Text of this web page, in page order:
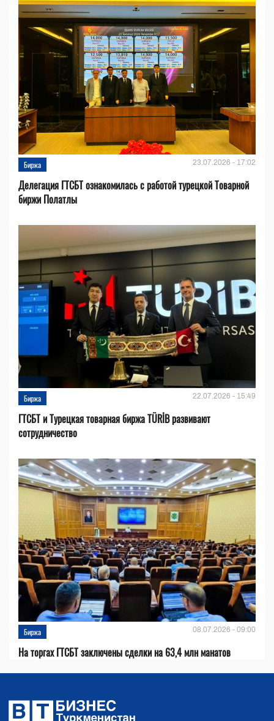
Биржа 23.07.2026 - 17:02
Делегация ГТСБТ ознакомилась с работой турецкой Товарной
биржи Полатлы
Биржа 22.07.2026 - 15:49
ГТСБТ и Турецкая товарная биржа TÜRİB развивают
сотрудничество
Биржа 08.07.2026 - 09:00
На торгах ГТСБТ заключены сделки на 63,4 млн манатов